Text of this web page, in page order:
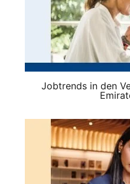
Jobtrends in den